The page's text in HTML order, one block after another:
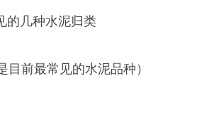
目前最常见的水泥品种）